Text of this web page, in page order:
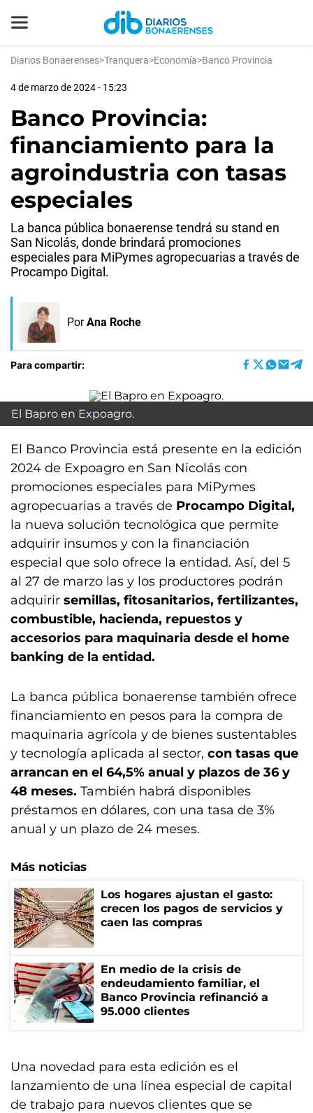
Diarios Bonaerenses>Tranquera>Economía>Banco Provincia
4 de marzo de 2024 - 15:23
Banco Provincia:
financiamiento para la
agroindustria con tasas
especiales
La banca pública bonaerense tendrá su stand en
San Nicolás, donde brindará promociones
especiales para MiPymes agropecuarias a través de
Procampo Digital.
Por Ana Roche
Para compartir:
El Bapro en Expoagro.
El Banco Provincia está presente en la edición
2024 de Expoagro en San Nicolás con
promociones especiales para MiPymes
agropecuarias a través de Procampo Digital,
la nueva solución tecnológica que permite
adquirir insumos y con la financiación
especial que solo ofrece la entidad. Así, del 5
al 27 de marzo las y los productores podrán
adquirir semillas, fitosanitarios, fertilizantes,
combustible, hacienda, repuestos y
accesorios para maquinaria desde el home
banking de la entidad.
La banca pública bonaerense también ofrece
financiamiento en pesos para la compra de
maquinaria agrícola y de bienes sustentables
y tecnología aplicada al sector, con tasas que
arrancan en el 64,5% anual y plazos de 36 y
48 meses. También habrá disponibles
préstamos en dólares, con una tasa de 3%
anual y un plazo de 24 meses.
Más noticias
Los hogares ajustan el gasto:
crecen los pagos de servicios y
caen las compras
En medio de la crisis de
endeudamiento familiar, el
Banco Provincia refinanció a
95.000 clientes
Una novedad para esta edición es el
lanzamiento de una línea especial de capital
de trabajo para nuevos clientes que se